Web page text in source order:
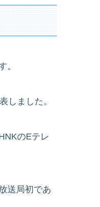
。
しました。
のEテレ
送局初であ